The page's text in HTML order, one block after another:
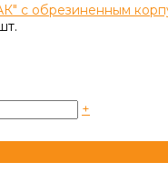
с обрезиненным
+